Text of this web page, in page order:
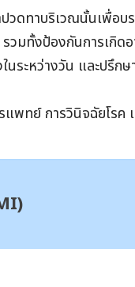
วดทาบริเวณนั้นเพื่อบ
วมทั้งป้องกันการเกิด
นระหว่างวัน และปรึก
แพทย์ การวินิจฉัยโรค